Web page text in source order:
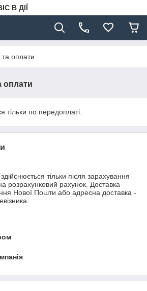
В ДІЇ
оплати
оплати
тільки по передоплаті.
тільки після зарахування
розрахунковий рахунок. Доставка
Нової Пошти або адресна доставка -